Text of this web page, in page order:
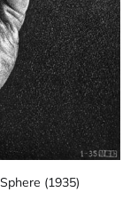
(1935)